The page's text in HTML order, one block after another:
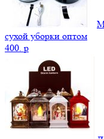
сухой уборки оптом
400. p